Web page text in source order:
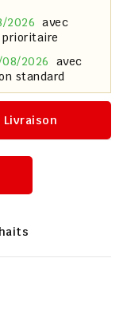
2026 avec
prioritaire
2026
avec
standard
Livraison